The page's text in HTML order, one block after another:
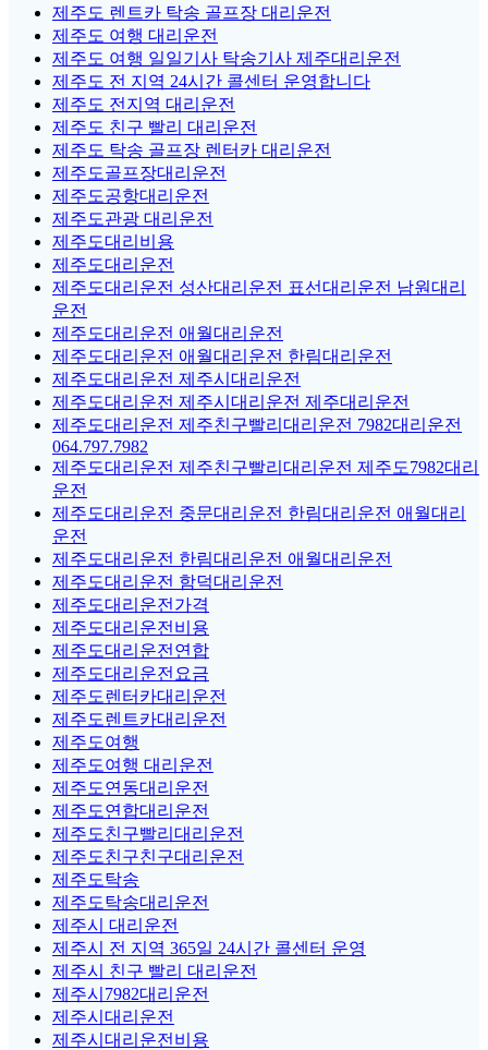
제주도 렌트카 탁송 골프장 대리운전
제주도 여행 대리운전
제주도 여행 일일기사 탁송기사 제주대리운전
제주도 전 지역 24시간 콜센터 운영합니다
제주도 전지역 대리운전
제주도 친구 빨리 대리운전
제주도 탁송 골프장 렌터카 대리운전
제주도골프장대리운전
제주도공항대리운전
제주도관광 대리운전
제주도대리비용
제주도대리운전
제주도대리운전 성산대리운전 표선대리운전 남원대리
운전
제주도대리운전 애월대리운전
제주도대리운전 애월대리운전 한림대리운전
제주도대리운전 제주시대리운전
제주도대리운전 제주시대리운전 제주대리운전
제주도대리운전 제주친구빨리대리운전 7982대리운전
064.797.7982
제주도대리운전 제주친구빨리대리운전 제주도7982대리
운전
제주도대리운전 중문대리운전 한림대리운전 애월대리
운전
제주도대리운전 한림대리운전 애월대리운전
제주도대리운전 함덕대리운전
제주도대리운전가격
제주도대리운전비용
제주도대리운전연합
제주도대리운전요금
제주도렌터카대리운전
제주도렌트카대리운전
제주도여행
제주도여행 대리운전
제주도연동대리운전
제주도연합대리운전
제주도친구빨리대리운전
제주도친구친구대리운전
제주도탁송
제주도탁송대리운전
제주시 대리운전
제주시 전 지역 365일 24시간 콜센터 운영
제주시 친구 빨리 대리운전
제주시7982대리운전
제주시대리운전
제주시대리운전비용